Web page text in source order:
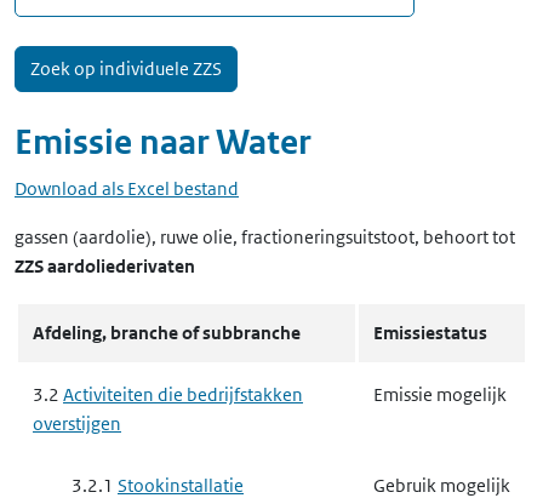
Emissie naarWater
Download als Excel bestand
gassen (aardolie), ruwe olie, fractioneringsuitstoot, behoort tot
ZZS aardoliederivaten
Afdeling, branche of subbranche Emissiestatus
3.2 Activiteiten die bedrijfstakken
overstijgen
Emissie mogelijk
3.2.1 Stookinstallatie Gebruik mogelijk